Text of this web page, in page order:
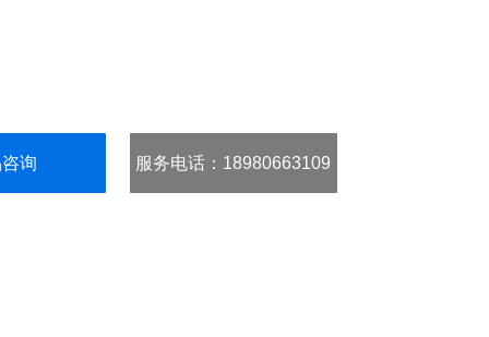
询 服务电话 ：18980663109